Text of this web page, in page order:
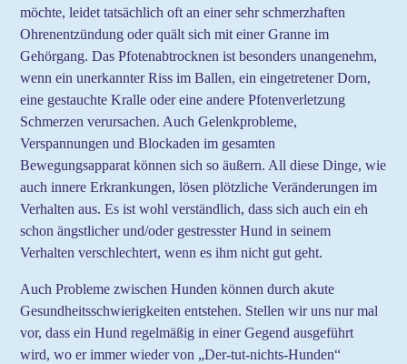
möchte, leidet tatsächlich oft an einer sehr schmerzhaften
Ohrenentzündung oder quält sich mit einer Granne im
Gehörgang. Das Pfotenabtrocknen ist besonders unangenehm,
wenn ein unerkannter Riss im Ballen, ein eingetretener Dorn,
eine gestauchte Kralle oder eine andere Pfotenverletzung
Schmerzen verursachen. Auch Gelenkprobleme,
Verspannungen und Blockaden im gesamten
Bewegungsapparat können sich so äußern. All diese Dinge, wie
auch innere Erkrankungen, lösen plötzliche Veränderungen im
Verhalten aus. Es ist wohl verständlich, dass sich auch ein eh
schon ängstlicher und/oder gestresster Hund in seinem
Verhalten verschlechtert, wenn es ihm nicht gut geht.
Auch Probleme zwischen Hunden können durch akute
Gesundheitsschwierigkeiten entstehen. Stellen wir uns nur mal
vor, dass ein Hund regelmäßig in einer Gegend ausgeführt
wird, wo er immer wieder von „Der-tut-nichts-Hunden“